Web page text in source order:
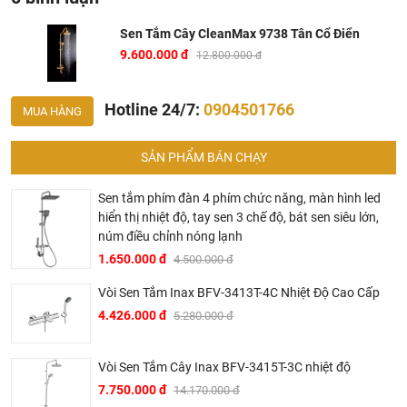
Mã sản phẩm: 9738
Chất liệu: Đồng
Lớp mạ: Cr/Ni + Vàng
Áp lực nước: 0.05 ~ 0.75MPa
Hãng sản xuất: CleanMax
Sản xuất tại: Việt Nam
Ở đâu mua sen tắm CleanMax chính hãng và giá rẻ nhất
Khalinguyen.vn là đơn vị cung cấp sản phẩm
tôi cam kết các sản phẩm CleanMax được phân phối bởi
Khalinguyen.vn là chính hãng.
Sen Tắm Cây CleanMax 9738 Tân Cổ Điển
9.600.000 đ 12.800.000 đ
MUA HÀNG Hotline 24/7: 0904501766
SẢN PHẨM BÁN CHẠY
Sen tắm phím đàn 4 phím chức năng, màn hình led
hiển thị nhiệt độ, tay sen 3 chế độ, bát sen siêu lớn,
núm điều chỉnh nóng lạnh
1.650.000 đ 4.500.000 đ
Vòi Sen Tắm Inax BFV-3413T-4C Nhiệt Độ Cao Cấp
4.426.000 đ 5.280.000 đ
Vòi Sen Tắm Cây Inax BFV-3415T-3C nhiệt độ
7.750.000 đ 14.170.000 đ